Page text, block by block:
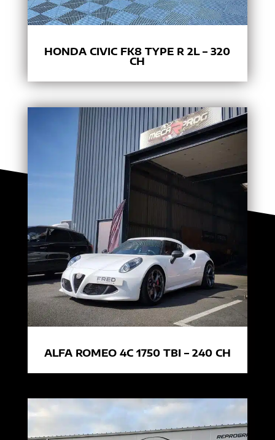
HONDA CIVIC FK8 TYPE R 2L – 320
CH
ALFA ROMEO 4C 1750 TBI – 240 CH